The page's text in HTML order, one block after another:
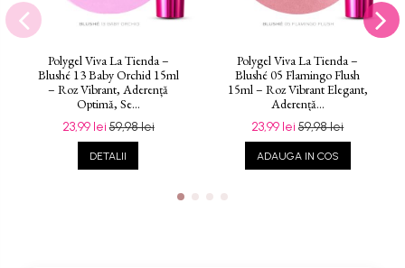
Polygel Viva La Tienda –
Blushé 13 Baby Orchid 15ml
– Roz Vibrant, Aderență
Optimă, Se...
23,99 lei59,98 lei
DETALII
Polygel Viva La Tienda –
Blushé 05 Flamingo Flush
15ml – Roz Vibrant Elegant,
Aderență...
23,99 lei59,98 lei
ADAUGA IN COS